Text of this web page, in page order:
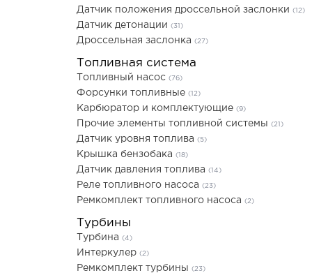
Датчик положения дроссельной заслонки (12)
Датчик детонации (31)
Дроссельная заслонка (27)
Топливная система
Топливный насос (76)
Форсунки топливные (12)
Карбюратор и комплектующие (9)
Прочие элементы топливной системы (21)
Датчик уровня топлива (5)
Крышка бензобака (18)
Датчик давления топлива (14)
Реле топливного насоса (23)
Ремкомплект топливного насоса (2)
Турбины
Турбина (4)
Интеркулер (2)
Ремкомплект турбины (23)